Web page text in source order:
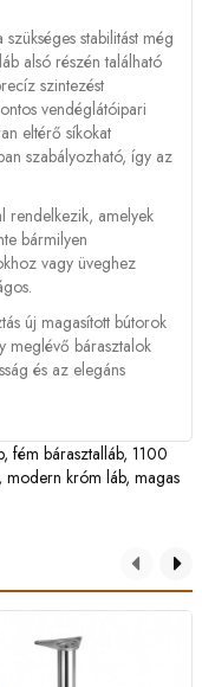
stabilitást még
alsó részén található
szintezést
vendéglátóipari
eltérő síkokat
szabályozható, így az
rendelkezik, amelyek
bármilyen
vagy üveghez
új magasított bútorok
meglévő bárasztalok
és az elegáns
, fém bárasztalláb, 1100
modern króm láb, magas